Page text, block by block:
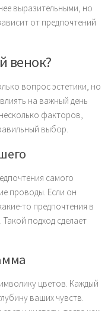
выразительными, но
от предпочтений
венок?
вопрос эстетики, но
на важный день
факторов,
выбор.
самого
проводы. Если он
то предпочтения в
подход сделает
цветов. Каждый
ваших чувств.